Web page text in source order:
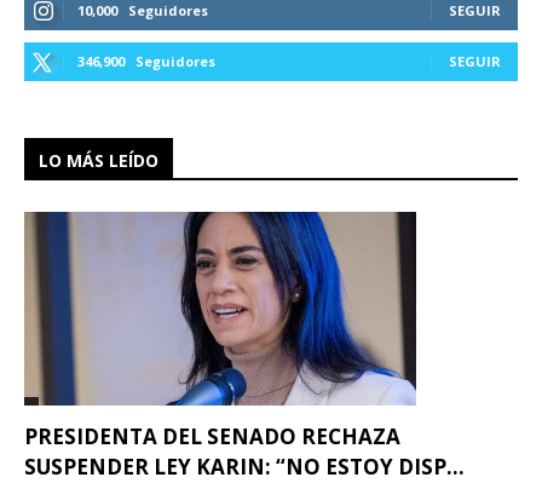
10,000 Seguidores SEGUIR
346,900 Seguidores SEGUIR
LO MÁS LEÍDO
PRESIDENTA DEL SENADO RECHAZA
SUSPENDER LEY KARIN: “NO ESTOY DISP...